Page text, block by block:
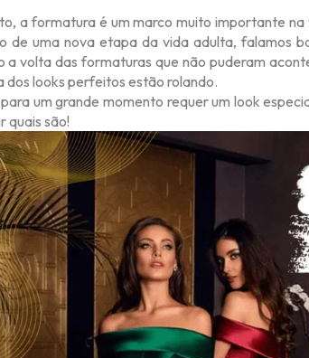
a formatura é um marco muito importante
de uma nova etapa da vida adulta, falamos
a volta das formaturas que não puderam
dos looks perfeitos estão rolando.
um grande momento requer um look
quais são!